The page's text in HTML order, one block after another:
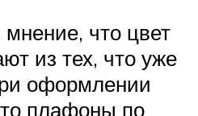
мнение, что цвет
из тех, что уже
оформлении
плафоны по